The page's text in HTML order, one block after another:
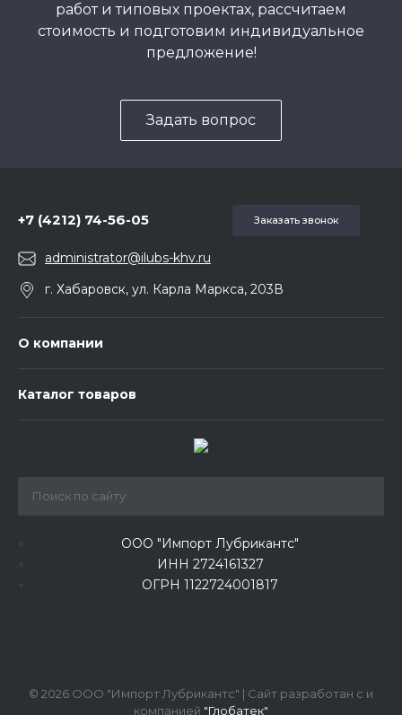
работ и типовых проектах, рассчитаем
стоимость и подготовим индивидуальное
предложение!
Задать вопрос
+7 (4212) 74-56-05 Заказать звонок
administrator@ilubs-khv.ru
г. Хабаровск, ул. Карла Маркса, 203В
О компании
Каталог товаров
ООО "Импорт Лубрикантс"
ИНН 2724161327
ОГРН 1122724001817
© 2026 ООО "Импорт Лубрикантс" | Сайт разработан с и
компанией "Глобатек"